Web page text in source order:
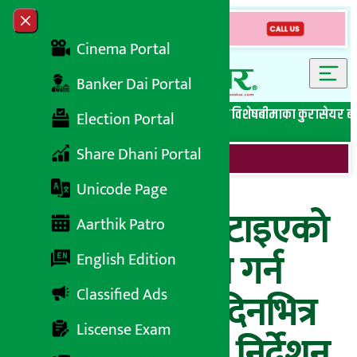
Skip to content
Close menu
Cinema Portal
Banker Dai Portal
Election Portal
Share Dhani Portal
Unicode Page
Aarthik Patro
English Edition
Classified Ads
Liscense Exam
सबै समाचारबेथिति मुर्दाबादबैंकिङ विशेष लघुवित्त विशेषबीमाका कुरासेयर
भीरबाट टेम्पो गुल्टाइएको
घटनाको छानबिन गर्न
समिति गठन, ७ दिनभित्र